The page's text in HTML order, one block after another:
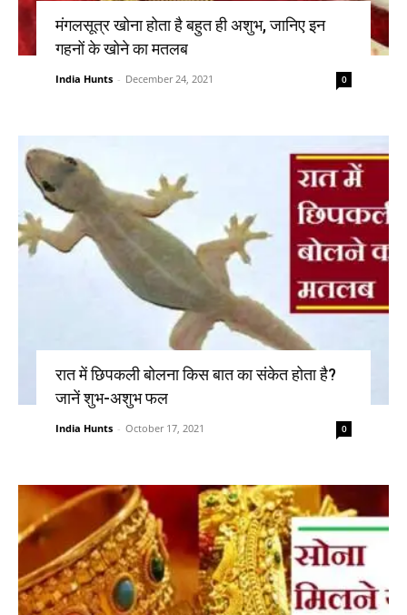
मंगलसूत्र खोना होता है बहुत ही अशुभ, जानिए इन
गहनों के खोने का मतलब
India Hunts - December 24, 2021 0
रात में छिपकली बोलना किस बात का संकेत होता है?
जानें शुभ-अशुभ फल
India Hunts - October 17, 2021 0